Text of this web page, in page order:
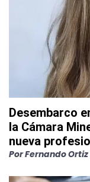
Desembarco
la Cámara
nueva
PorFernando Ortiz